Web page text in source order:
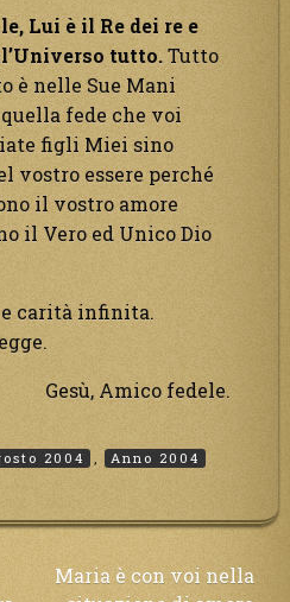
Lui è il Re dei re e
tutto.Tutto
è nelle Sue Mani
fede che voi
figli Miei sino
vostro essere perché
il vostro amore
il Vero ed Unico Dio
carità infinita.
Gesù, Amico fedele.
2004 , Anno 2004
Maria è con voi nella